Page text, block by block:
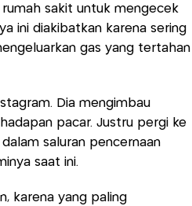
sakit untuk mengecek
ini diakibatkan karena sering
gas yang tertahan
Dia mengimbau
pacar. Justru pergi ke
saluran pencernaan
saat ini.
karena yang paling